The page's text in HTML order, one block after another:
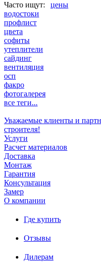
цены
водостоки
профлист
цвета
софиты
утеплители
сайдинг
вентиляция
осп
факро
фотогалерея
все теги...
Уважаемые клиенты и
строителя!
Услуги
Расчет материалов
Доставка
Монтаж
Гарантия
Консультация
Замер
О компании
Где купить
Отзывы
Дилерам